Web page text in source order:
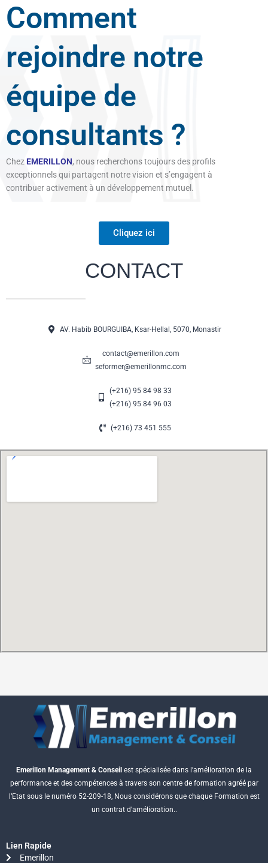
Comment
rejoindre notre
équipe de
consultants ?
Chez EMERILLON, nous recherchons toujours des profils
exceptionnels qui partagent notre vision et s’engagent à
contribuer activement à un développement mutuel.
Cliquez ici
CONTACT
AV. Habib BOURGUIBA, Ksar-Hellal, 5070, Monastir
contact@emerillon.com
seformer@emerillonmc.com
(+216) 95 84 98 33
(+216) 95 84 96 03
(+216) 73 451 555
Emerillon Management & Conseil est spécialisée dans l’amélioration de la
performance et des compétences à travers son centre de formation agréé par
l’Etat sous le numéro 52-209-18, Nous considérons que chaque Formation est
un contrat d’amélioration..
Lien Rapide
Emerillon